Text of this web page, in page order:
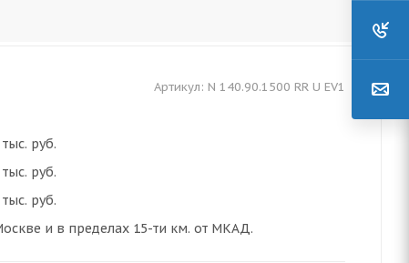
Артикул: N 140.90.1500 RR U EV1
руб.
руб.
руб.
и в пределах 15-ти км. от МКАД.